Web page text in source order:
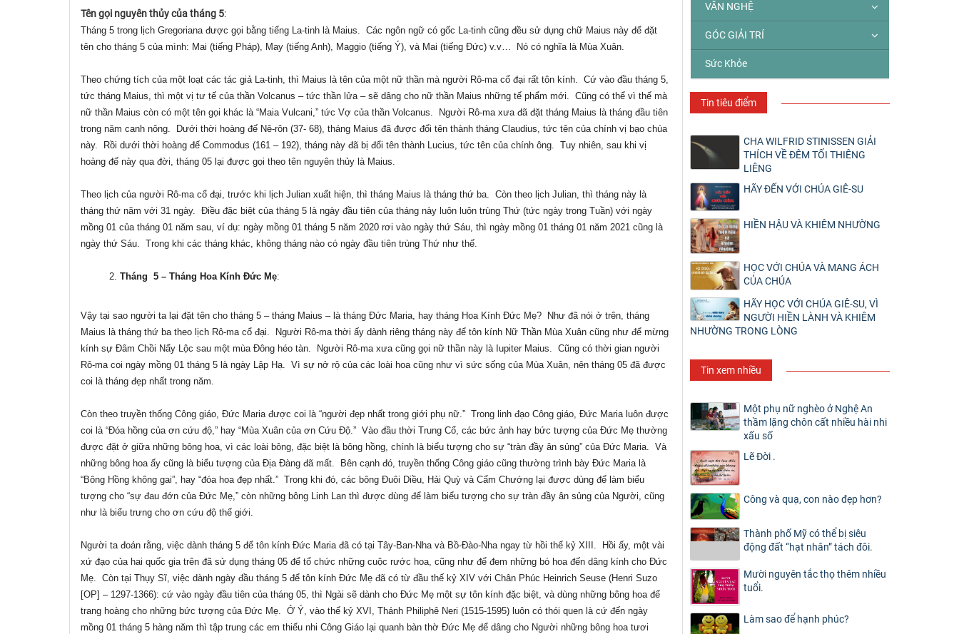
Tên gọi nguyên thủy của tháng 5:
Tháng 5 trong lịch Gregoriana được gọi bằng tiếng La-tinh là Maius. Các ngôn ngữ có gốc La-tinh cũng đều sử dụng chữ Maius này để đặt
tên cho tháng 5 của mình: Mai (tiếng Pháp), May (tiếng Anh), Maggio (tiếng Ý), và Mai (tiếng Đức) v.v… Nó có nghĩa là Mùa Xuân.
Theo chứng tích của một loạt các tác giả La-tinh, thì Maius là tên của một nữ thần mà người Rô-ma cổ đại rất tôn kính. Cứ vào đầu tháng 5,
tức tháng Maius, thì một vị tư tế của thần Volcanus – tức thần lửa – sẽ dâng cho nữ thần Maius những tế phẩm mới. Cũng có thể vì thế mà
nữ thần Maius còn có một tên gọi khác là “Maia Vulcani,” tức Vợ của thần Volcanus. Người Rô-ma xưa đã đặt tháng Maius là tháng đầu tiên
trong năm canh nông. Dưới thời hoàng đế Nê-rôn (37- 68), tháng Maius đã được đổi tên thành tháng Claudius, tức tên của chính vị bạo chúa
này. Rồi dưới thời hoàng đế Commodus (161 – 192), tháng này đã bị đổi tên thành Lucius, tức tên của chính ông. Tuy nhiên, sau khi vị
hoàng đế này qua đời, tháng 05 lại được gọi theo tên nguyên thủy là Maius.
Theo lịch của người Rô-ma cổ đại, trước khi lịch Julian xuất hiện, thì tháng Maius là tháng thứ ba. Còn theo lịch Julian, thì tháng này là
tháng thứ năm với 31 ngày. Điều đặc biệt của tháng 5 là ngày đầu tiên của tháng này luôn luôn trùng Thứ (tức ngày trong Tuần) với ngày
mồng 01 của tháng 01 năm sau, ví dụ: ngày mồng 01 tháng 5 năm 2020 rơi vào ngày thứ Sáu, thì ngày mồng 01 tháng 01 năm 2021 cũng là
ngày thứ Sáu. Trong khi các tháng khác, không tháng nào có ngày đầu tiên trùng Thứ như thế.
Tháng 5 – Tháng Hoa Kính Đức Mẹ:
Vậy tại sao người ta lại đặt tên cho tháng 5 – tháng Maius – là tháng Đức Maria, hay tháng Hoa Kính Đức Mẹ?
Như đã nói ở trên, tháng
Maius là tháng thứ ba theo lịch Rô-ma cổ đại.
Người Rô-ma thời ấy dành riêng tháng này để tôn kính Nữ Thần Mùa Xuân cũng như để mừng
kính sự Đâm Chồi Nẩy Lộc sau một mùa Đông héo tàn.
Người Rô-ma xưa cũng gọi nữ thần này là Iupiter Maius. Cũng có thời gian người
Rô-ma coi ngày mồng 01 tháng 5 là ngày Lập Hạ. Vì sự nở rộ của các loài hoa cũng như vì sức sống của Mùa Xuân, nên tháng 05 đã được
coi là tháng đẹp nhất trong năm.
Còn theo truyền thống Công giáo, Đức Maria được coi là “người đẹp nhất trong giới phụ nữ.” Trong linh đạo Công giáo, Đức Maria luôn được
coi là “Đóa hồng của ơn cứu độ,” hay “Mùa Xuân của ơn Cứu Độ.” Vào đầu thời Trung Cổ, các bức ảnh hay bức tượng của Đức Mẹ thường
được đặt ở giữa những bông hoa, vì các loài bông, đặc biệt là bông hồng, chính là biểu tượng cho sự “tràn đầy ân sủng” của Đức Maria. Và
những bông hoa ấy cũng là biểu tượng của Địa Đàng đã mất.
Bên cạnh đó, truyền thống Công giáo cũng thường trình bày Đức Maria là
“Bông Hồng không gai”, hay “đóa hoa đẹp nhất.” Trong khi đó, các bông Đuôi Diều, Hải Quỳ và Cẩm Chướng lại được dùng để làm biểu
tượng cho “sự đau đớn của Đức Mẹ,” còn những bông Linh Lan thì được dùng để làm biểu tượng cho sự tràn đầy ân sủng của Người, cũng
như là biểu trưng cho ơn cứu độ thế giới.
Người ta đoán rằng, việc dành tháng 5 để tôn kính Đức Maria đã có tại Tây-Ban-Nha và Bồ-Đào-Nha ngay từ hồi thế kỷ XIII.
Hồi ấy, một vài
xứ đạo của hai quốc gia trên đã sử dụng tháng 05 để tổ chức những cuộc rước hoa, cũng như để đem những bó hoa đến dâng kính cho Đức
Mẹ. Còn tại Thụy Sĩ, việc dành ngày đầu tháng 5 để tôn kính Đức Mẹ đã có từ đầu thế kỷ XIV với Chân Phúc Heinrich Seuse (Henri Suzo
[OP] – 1297-1366): cứ vào ngày đầu tiên của tháng 05, thì Ngài sẽ dành cho Đức Mẹ một sự tôn kính đặc biệt, và dùng những bông hoa để
trang hoàng cho những bức tượng của Đức Mẹ. Ở Ý, vào thế kỷ XVI, Thánh Philiphê Neri (1515-1595) luôn có thói quen là cứ đến ngày
mồng 01 tháng 5 hàng năm thì tập trung các em thiếu nhi Công Giáo lại quanh bàn thờ Đức Mẹ để dâng cho Người những bông hoa tươi
VĂN NGHỆ
GÓC GIẢI TRÍ
Sức Khỏe
Tin tiêu điểm
CHA WILFRID STINISSEN GIẢI
THÍCH VỀ ĐÊM TỐI THIÊNG
LIÊNG
HÃY ĐẾN VỚI CHÚA GIÊ-SU
HIỀN HẬU VÀ KHIÊM NHƯỜNG
HỌC VỚI CHÚA VÀ MANG ÁCH
CỦA CHÚA
HÃY HỌC VỚI CHÚA GIÊ-SU, VÌ
NGƯỜI HIỀN LÀNH VÀ KHIÊM
NHƯỜNG TRONG LÒNG
Tin xem nhiều
Một phụ nữ nghèo ở Nghệ An
thầm lặng chôn cất nhiều hài nhi
xấu số
Lẽ Đời .
Công và quạ, con nào đẹp hơn?
Thành phố Mỹ có thể bị siêu
động đất “hạt nhân” tách đôi.
Mười nguyên tắc thọ thêm nhiều
tuổi.
Làm sao để hạnh phúc?